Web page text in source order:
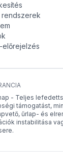
rendszerek
előrejelzés
- Teljes
támogatást,
űrlap- és
instabilitása